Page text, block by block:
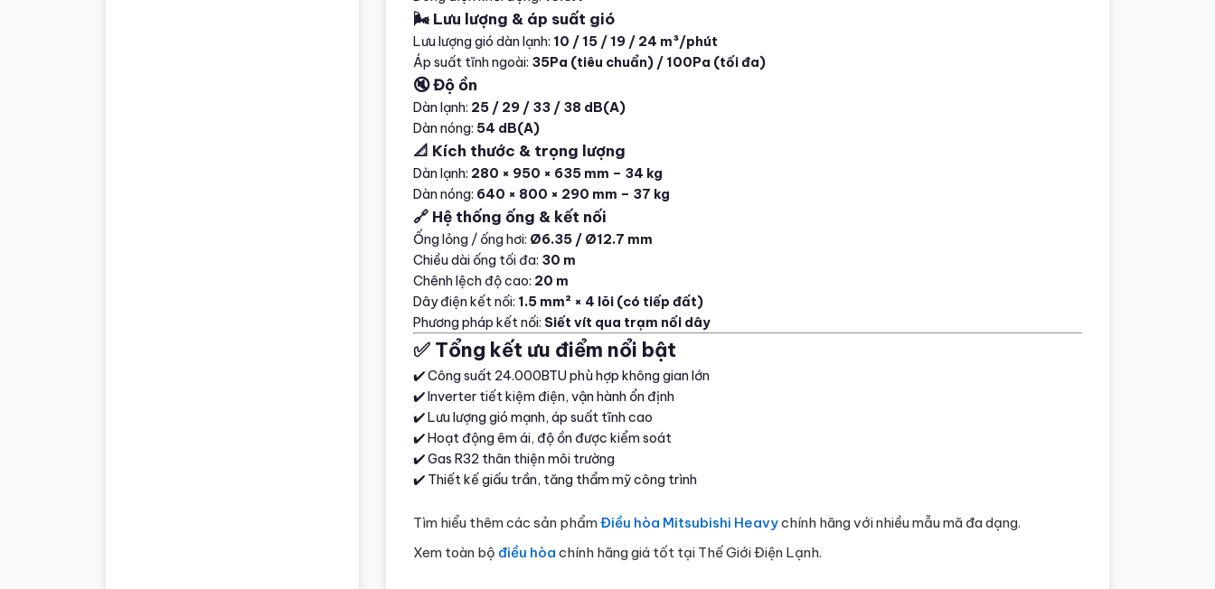
🌬️ Lưu lượng & áp suất gió
Lưu lượng gió dàn lạnh: 10 / 15 / 19 / 24 m³/phút
Áp suất tĩnh ngoài: 35Pa (tiêu chuẩn) / 100Pa (tối đa)
🔇 Độ ồn
Dàn lạnh: 25 / 29 / 33 / 38 dB(A)
Dàn nóng: 54 dB(A)
📐 Kích thước & trọng lượng
Dàn lạnh: 280 × 950 × 635 mm – 34 kg
Dàn nóng: 640 × 800 × 290 mm – 37 kg
🔗 Hệ thống ống & kết nối
Ống lỏng / ống hơi: Ø6.35 / Ø12.7 mm
Chiều dài ống tối đa: 30 m
Chênh lệch độ cao: 20 m
Dây điện kết nối: 1.5 mm² × 4 lõi (có tiếp đất)
Phương pháp kết nối: Siết vít qua trạm nối dây
✅ Tổng kết ưu điểm nổi bật
✔️ Công suất 24.000BTU phù hợp không gian lớn
✔️ Inverter tiết kiệm điện, vận hành ổn định
✔️ Lưu lượng gió mạnh, áp suất tĩnh cao
✔️ Hoạt động êm ái, độ ồn được kiểm soát
✔️ Gas R32 thân thiện môi trường
✔️ Thiết kế giấu trần, tăng thẩm mỹ công trình
Tìm hiểu thêm các sản phẩmĐiều hòa Mitsubishi Heavychính hãng với nhiều mẫu mã đa dạng.
Xem toàn bộ điều hòa chính hãng giá tốt tại Thế Giới Điện Lạnh.